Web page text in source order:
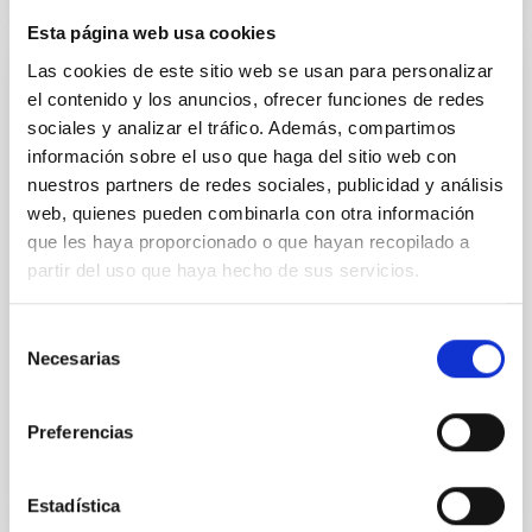
Esta página web usa cookies
Las cookies de este sitio web se usan para personalizar
el contenido y los anuncios, ofrecer funciones de redes
sociales y analizar el tráfico. Además, compartimos
información sobre el uso que haga del sitio web con
nuestros partners de redes sociales, publicidad y análisis
web, quienes pueden combinarla con otra información
que les haya proporcionado o que hayan recopilado a
partir del uso que haya hecho de sus servicios.
Necesarias
Preferencias
Estadística
Addendum to the protocol on cooperation
in astrophysical research between the
governments of the Kingdom of Spain, the
Kingdom of Denmark, the United Kingdom
of Great Britain and northern Ireland and
the Kingdom of Sweden
Germany to join the agreement on cooperation in